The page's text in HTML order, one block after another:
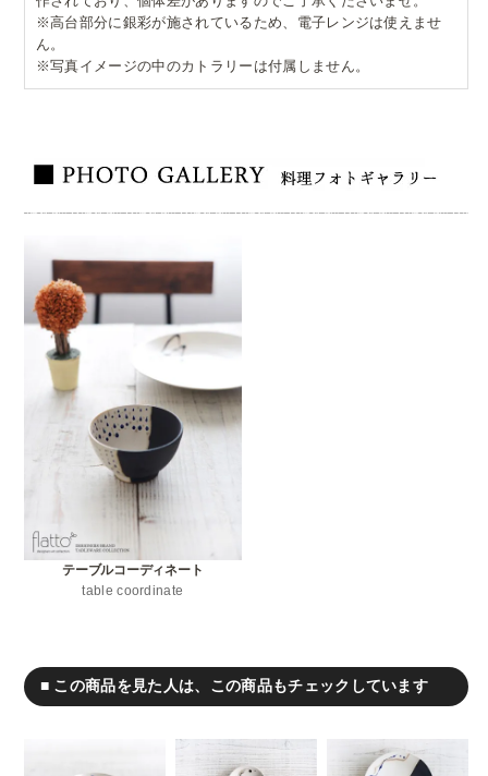
※高台部分に銀彩が施されているため、電子レンジは使えませ
ん。
※写真イメージの中のカトラリーは付属しません。
テーブルコーディネート
table coordinate
■ この商品を見た人は、この商品もチェックしています